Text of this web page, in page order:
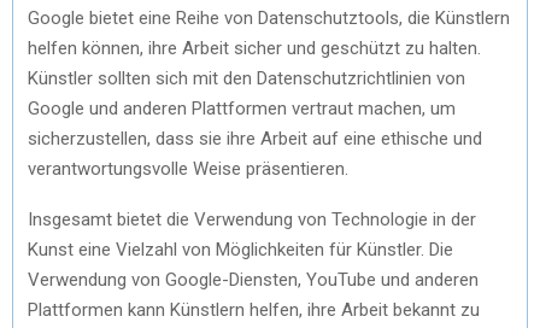
Google bietet eine Reihe von Datenschutztools, die Künstlern
helfen können, ihre Arbeit sicher und geschützt zu halten.
Künstler sollten sich mit den Datenschutzrichtlinien von
Google und anderen Plattformen vertraut machen, um
sicherzustellen, dass sie ihre Arbeit auf eine ethische und
verantwortungsvolle Weise präsentieren.
Insgesamt bietet die Verwendung von Technologie in der
Kunst eine Vielzahl von Möglichkeiten für Künstler. Die
Verwendung von Google-Diensten, YouTube und anderen
Plattformen kann Künstlern helfen, ihre Arbeit bekannt zu